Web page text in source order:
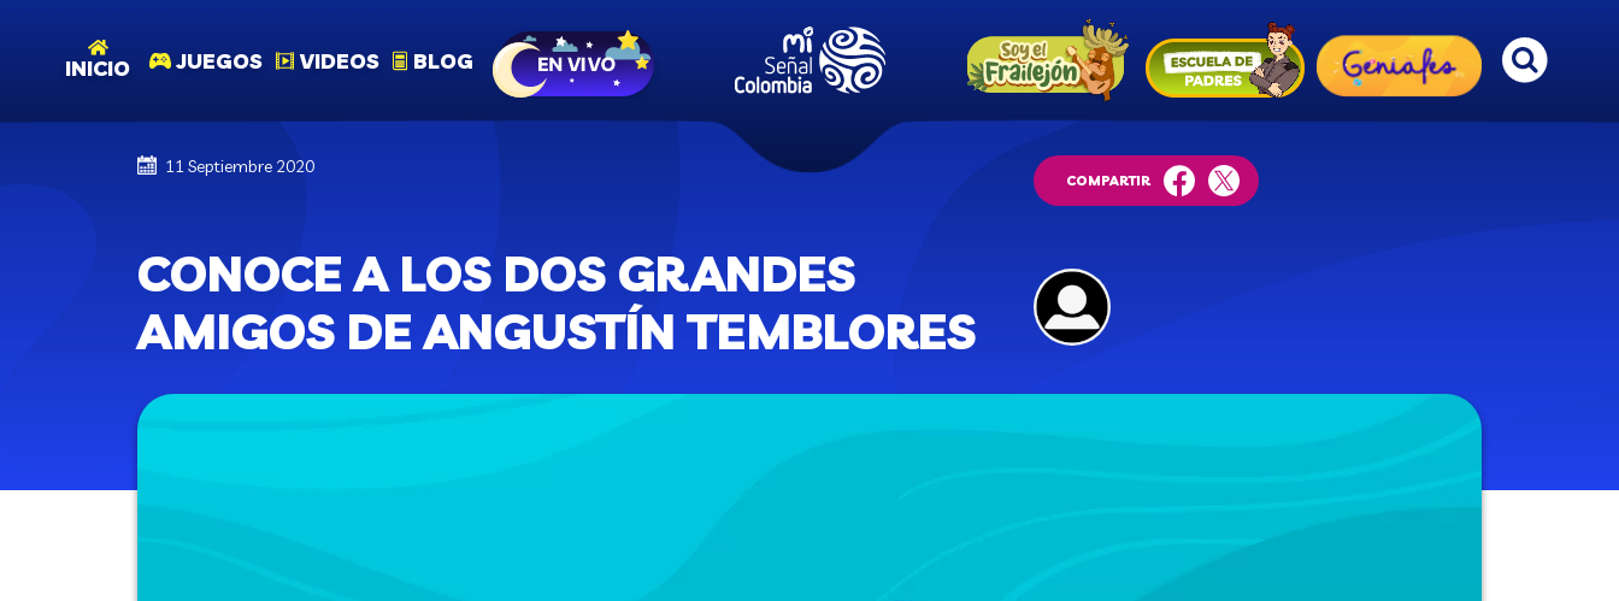
INICIO JUEGOS VIDEOS BLOG
11 Septiembre 2020
COMPARTIR
facebooktwitter
CONOCE A LOS DOS GRANDES
AMIGOS DE ANGUSTÍN TEMBLORES